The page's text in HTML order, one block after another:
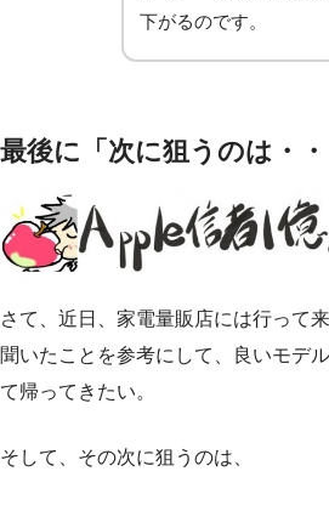
下がるのです。
最後に「次に狙うのは・・
さて、近日、家電量販店には行って
聞いたことを参考にして、良いモデ
て帰ってきたい。
そして、その次に狙うのは、